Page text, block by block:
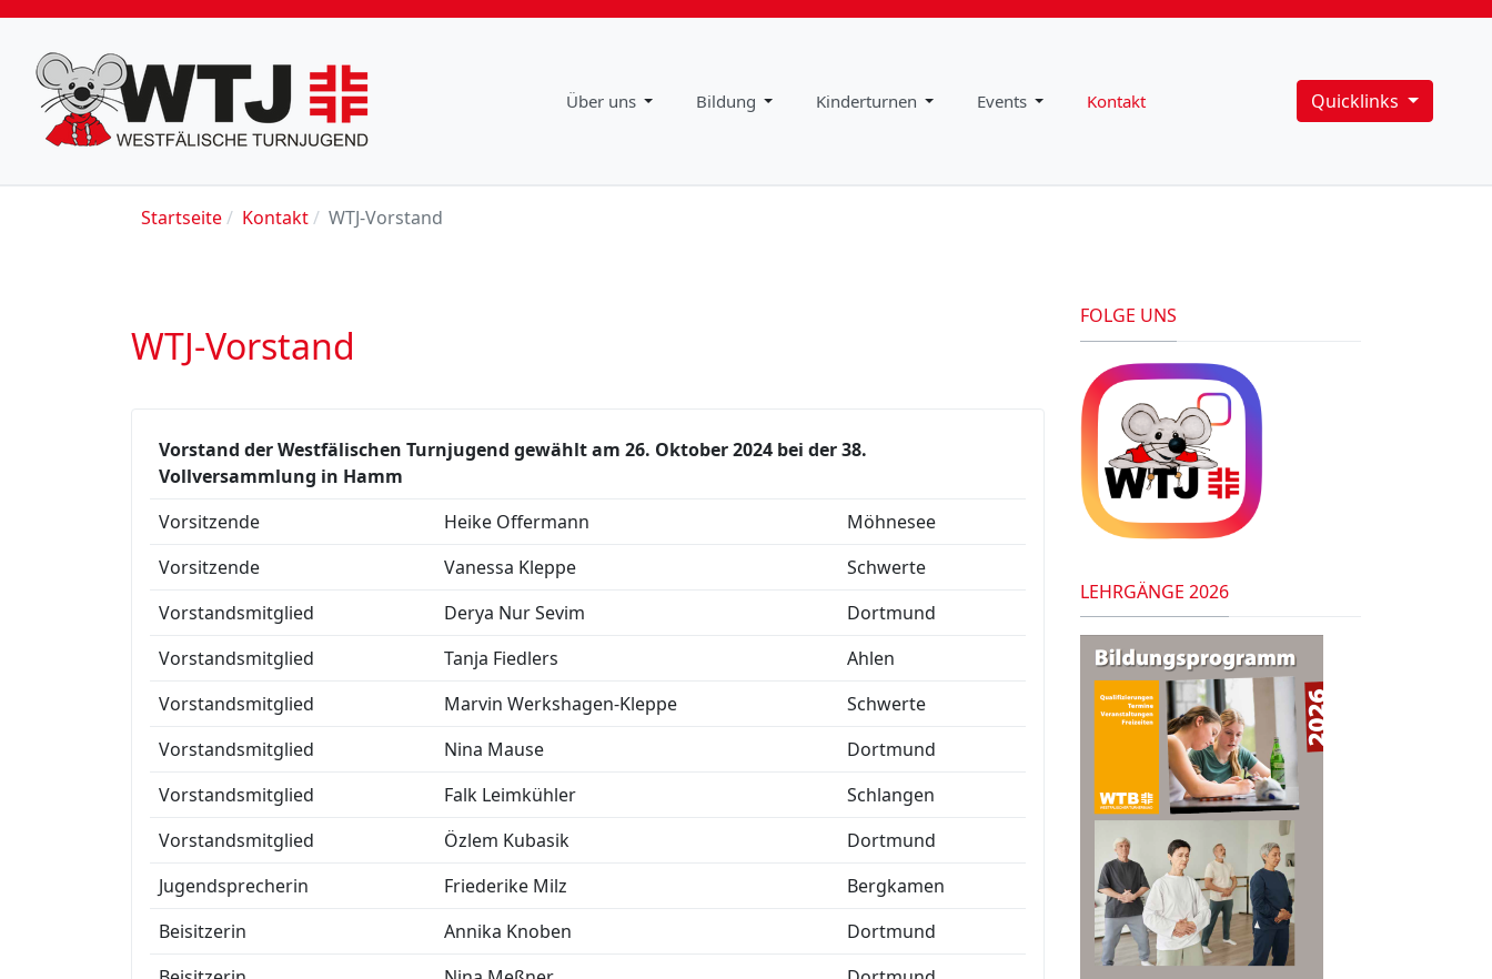
Impressum
Downloads
Über uns Bildung Kinderturnen Events Kontakt Quicklinks
Startseite Kontakt WTJ-Vorstand
WTJ-Vorstand
Vorstand der Westfälischen Turnjugend gewählt am 26. Oktober 2024 bei der 38.
Vollversammlung in Hamm
Vorsitzende
Heike Offermann
Möhnesee
Vorsitzende
Vanessa Kleppe
Schwerte
Vorstandsmitglied
Derya Nur Sevim
Dortmund
Vorstandsmitglied
Tanja Fiedlers
Ahlen
Vorstandsmitglied
Marvin Werkshagen-Kleppe
Schwerte
Vorstandsmitglied
Nina Mause
Dortmund
Vorstandsmitglied
Falk Leimkühler
Schlangen
Vorstandsmitglied
Özlem Kubasik
Dortmund
Jugendsprecherin
Friederike Milz
Bergkamen
Beisitzerin
Annika Knoben
Dortmund
FOLGE UNS
LEHRGÄNGE 2026